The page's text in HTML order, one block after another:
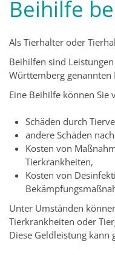
Beihilfe
Als Tierhalter oder
Beihilfen sind
Württemberg genannten
Eine Beihilfe können
Schäden durch
andere Schäden
Kosten von
Tierkrankheiten,
Kosten von
Unter Umständen
Tierkrankheiten oder
Diese Geldleistung kann